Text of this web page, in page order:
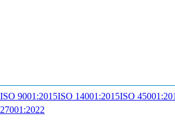
ISO 9001:2015ISO 14001:2015ISO
27001:2022